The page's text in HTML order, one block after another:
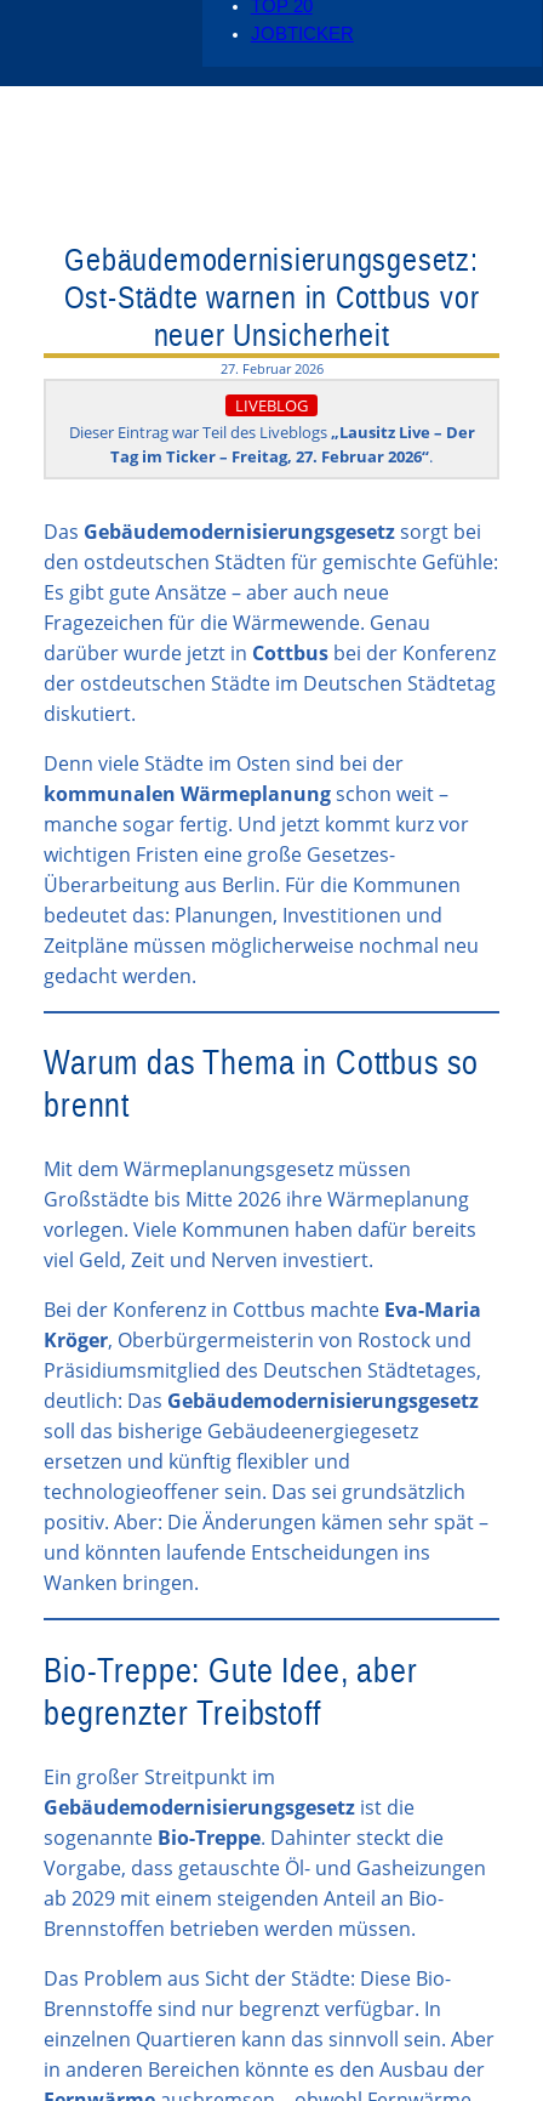
TOP 20
JOBTICKER
Gebäudemodernisierungsgesetz:
Ost-Städte warnen in Cottbus vor
neuer Unsicherheit
27. Februar 2026
LIVEBLOG
Dieser Eintrag war Teil des Liveblogs„Lausitz Live – Der
Tag im Ticker – Freitag, 27. Februar 2026“.
Das Gebäudemodernisierungsgesetzsorgt bei
den ostdeutschen Städten für gemischte Gefühle:
Es gibt gute Ansätze – aber auch neue
Fragezeichen für die Wärmewende. Genau
darüber wurde jetzt in Cottbus bei der Konferenz
der ostdeutschen Städte im Deutschen Städtetag
diskutiert.
Denn viele Städte im Osten sind bei der
kommunalen Wärmeplanungschon weit –
manche sogar fertig. Und jetzt kommt kurz vor
wichtigen Fristen eine große Gesetzes-
Überarbeitung aus Berlin. Für die Kommunen
bedeutet das: Planungen, Investitionen und
Zeitpläne müssen möglicherweise nochmal neu
gedacht werden.
Warum das Thema in Cottbus so
brennt
Mit dem Wärmeplanungsgesetz müssen
Großstädte bis Mitte 2026 ihre Wärmeplanung
vorlegen. Viele Kommunen haben dafür bereits
viel Geld, Zeit und Nerven investiert.
Bei der Konferenz in Cottbus machte Eva-Maria
Kröger, Oberbürgermeisterin von Rostock und
Präsidiumsmitglied des Deutschen Städtetages,
deutlich: Das Gebäudemodernisierungsgesetz
soll das bisherige Gebäudeenergiegesetz
ersetzen und künftig flexibler und
technologieoffener sein. Das sei grundsätzlich
positiv. Aber: Die Änderungen kämen sehr spät –
und könnten laufende Entscheidungen ins
Wanken bringen.
Bio-Treppe: Gute Idee, aber
begrenzter Treibstoff
Ein großer Streitpunkt im
Gebäudemodernisierungsgesetz ist die
sogenannte Bio-Treppe. Dahinter steckt die
Vorgabe, dass getauschte Öl- und Gasheizungen
ab 2029 mit einem steigenden Anteil an Bio-
Brennstoffen betrieben werden müssen.
Das Problem aus Sicht der Städte: Diese Bio-
Brennstoffe sind nur begrenzt verfügbar. In
einzelnen Quartieren kann das sinnvoll sein. Aber
in anderen Bereichen könnte es den Ausbau der